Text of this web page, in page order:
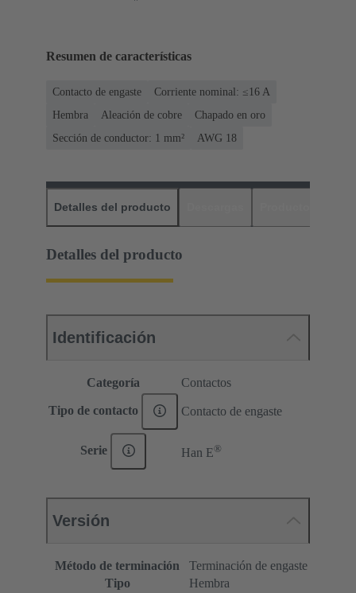
Resumen de características
Contacto de engaste
Corriente nominal: ≤16 A
Hembra
Aleación de cobre
Chapado en oro
Sección de conductor: 1 mm²
AWG 18
Detalles del producto
Detalles del producto
Identificación
Categoría Contactos
Tipo de contacto Contacto de engaste
Serie Han E®
Versión
Método de terminación
Terminación de engaste
Tipo
Hembra